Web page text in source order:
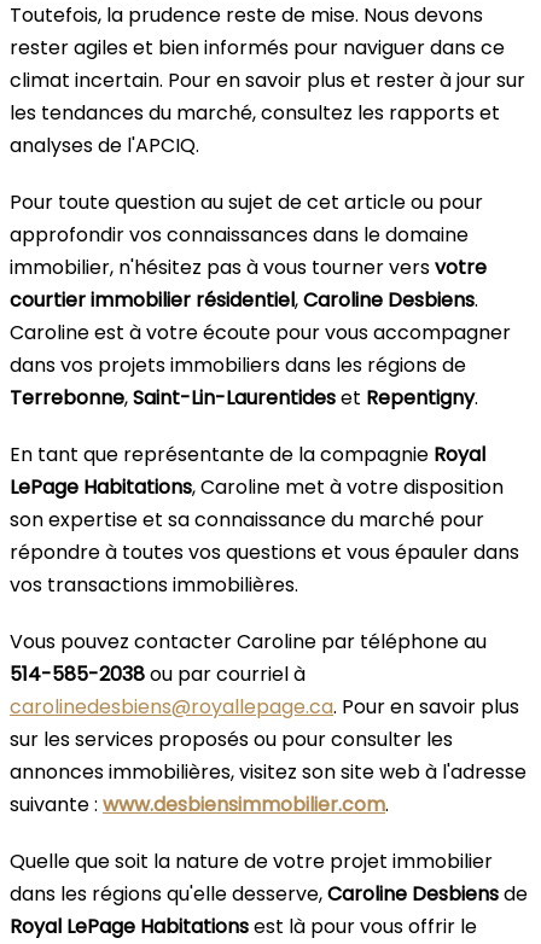
Toutefois, la prudence reste de mise. Nous devons
rester agiles et bien informés pour naviguer dans ce
climat incertain. Pour en savoir plus et rester à jour sur
les tendances du marché, consultez les rapports et
analyses de l'APCIQ.
Pour toute question au sujet de cet article ou pour
approfondir vos connaissances dans le domaine
immobilier, n'hésitez pas à vous tourner versvotre
courtier immobilier résidentiel,Caroline Desbiens.
Caroline est à votre écoute pour vous accompagner
dans vos projets immobiliers dans les régions de
Terrebonne,Saint-Lin-Laurentideset Repentigny.
En tant que représentante de la compagnie Royal
LePage Habitations, Caroline met à votre disposition
son expertise et sa connaissance du marché pour
répondre à toutes vos questions et vous épauler dans
vos transactions immobilières.
Vous pouvez contacter Caroline par téléphone au
514-585-2038ou par courriel à
carolinedesbiens@royallepage.ca. Pour en savoir plus
sur les services proposés ou pour consulter les
annonces immobilières, visitez son site web à l'adresse
suivante : www.desbiensimmobilier.com.
Quelle que soit la nature de votre projet immobilier
dans les régions qu'elle desserve,Caroline Desbiensde
Royal LePage Habitationsest là pour vous offrir le